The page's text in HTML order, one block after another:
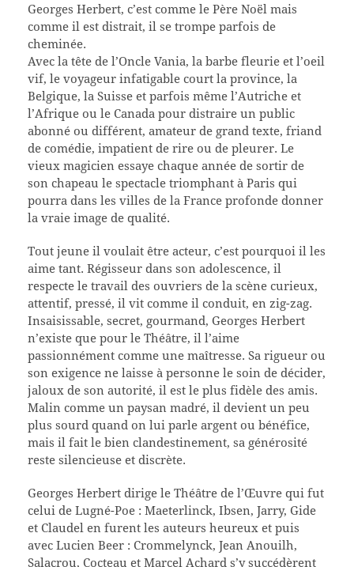
Georges Herbert, c’est comme le Père Noël mais
comme il est distrait, il se trompe parfois de
cheminée.
Avec la tête de l’Oncle Vania, la barbe fleurie et l’oeil
vif, le voyageur infatigable court la province, la
Belgique, la Suisse et parfois même l’Autriche et
l’Afrique ou le Canada pour distraire un public
abonné ou différent, amateur de grand texte, friand
de comédie, impatient de rire ou de pleurer. Le
vieux magicien essaye chaque année de sortir de
son chapeau le spectacle triomphant à Paris qui
pourra dans les villes de la France profonde donner
la vraie image de qualité.
Tout jeune il voulait être acteur, c’est pourquoi il les
aime tant. Régisseur dans son adolescence, il
respecte le travail des ouvriers de la scène curieux,
attentif, pressé, il vit comme il conduit, en zig-zag.
Insaisissable, secret, gourmand, Georges Herbert
n’existe que pour le Théâtre, il l’aime
passionnément comme une maîtresse. Sa rigueur ou
son exigence ne laisse à personne le soin de décider,
jaloux de son autorité, il est le plus fidèle des amis.
Malin comme un paysan madré, il devient un peu
plus sourd quand on lui parle argent ou bénéfice,
mais il fait le bien clandestinement, sa générosité
reste silencieuse et discrète.
Georges Herbert dirige le Théâtre de l’Œuvre qui fut
celui de Lugné-Poe : Maeterlinck, Ibsen, Jarry, Gide
et Claudel en furent les auteurs heureux et puis
avec Lucien Beer : Crommelynck, Jean Anouilh,
Salacrou, Cocteau et Marcel Achard s’y succédèrent